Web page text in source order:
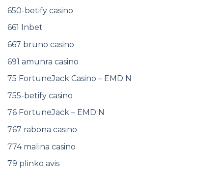
650-betify casino
661 Inbet
667 bruno casino
691 amunra casino
75 FortuneJack Casino – EMD N
755-betify casino
76 FortuneJack – EMD N
767 rabona casino
774 malina casino
79 plinko avis